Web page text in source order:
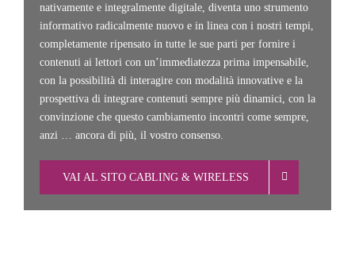
nativamente e integralmente digitale, diventa uno strumento
informativo radicalmente nuovo e in linea con i nostri tempi,
completamente ripensato in tutte le sue parti per fornire i
contenuti ai lettori con un’immediatezza prima impensabile,
con la possibilità di interagire con modalità innovative e la
prospettiva di integrare contenuti sempre più dinamici, con la
convinzione che questo cambiamento incontri come sempre,
anzi … ancora di più, il vostro consenso.
VAI AL SITO CABLING & WIRELESS